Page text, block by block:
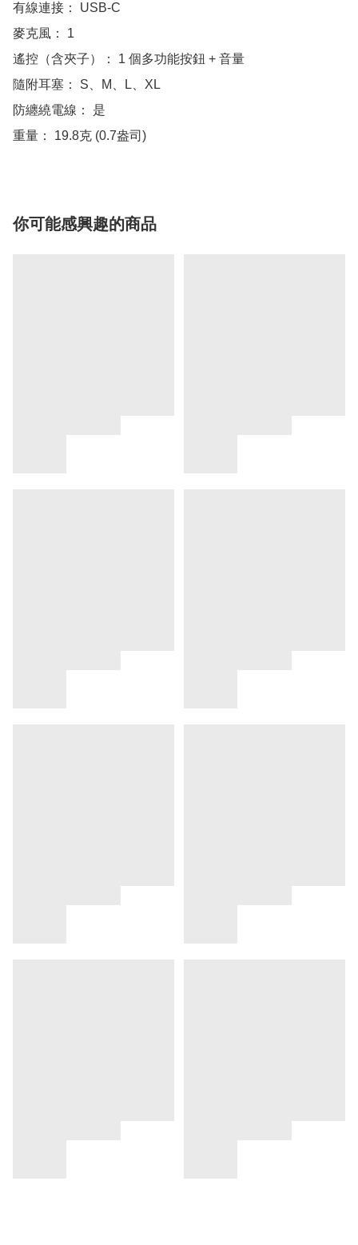
有線連接： USB-C
麥克風： 1
遙控（含夾子）： 1 個多功能按鈕 + 音量
隨附耳塞： S、M、L、XL
防纏繞電線： 是
重量： 19.8克 (0.7盎司)
你可能感興趣的商品